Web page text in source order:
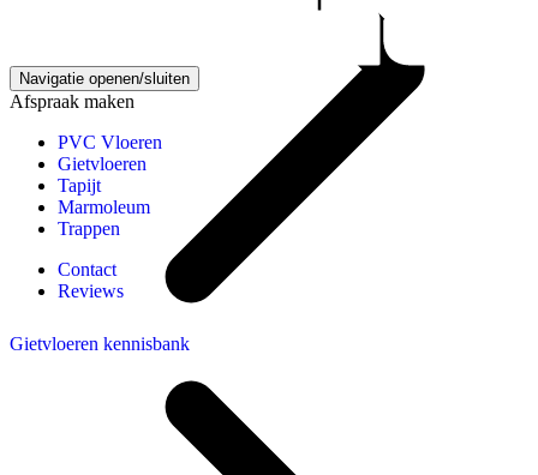
Navigatie openen/sluiten
Afspraak maken
PVC Vloeren
Gietvloeren
Tapijt
Marmoleum
Trappen
Contact
Reviews
Gietvloeren kennisbank